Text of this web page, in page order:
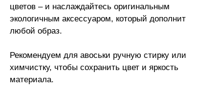
цветов – и наслаждайтесь оригинальным
экологичным аксессуаром, который дополнит
любой образ.
Рекомендуем для авоськи ручную стирку или
химчистку, чтобы сохранить цвет и яркость
материала.